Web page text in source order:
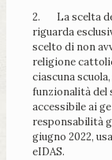
2. La scelta
riguarda
scelto di non
religione
ciascuna
funzionalità del
accessibile ai
responsabilità
giugno 2022,
eIDAS.